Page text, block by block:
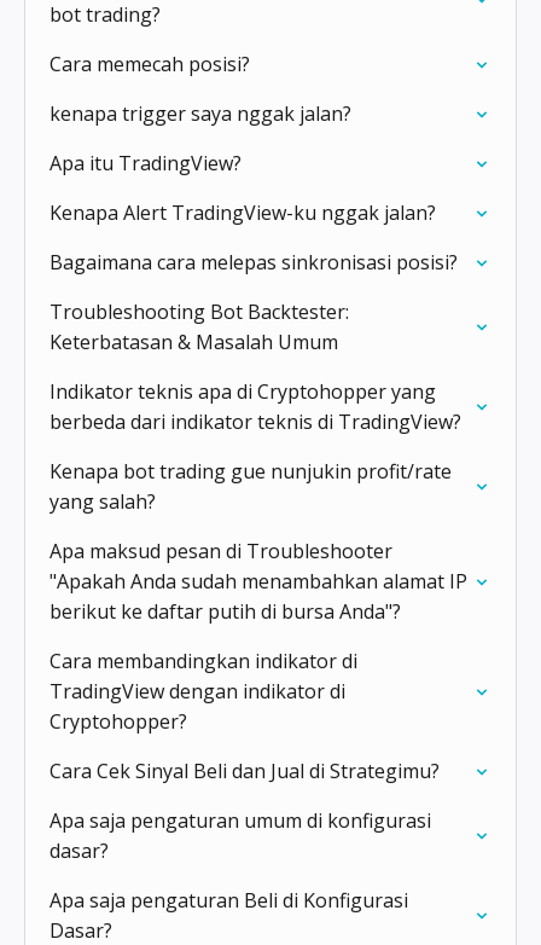
bot trading?
Cara memecah posisi?
kenapa trigger saya nggak jalan?
Apa itu TradingView?
Kenapa Alert TradingView-ku nggak jalan?
Bagaimana cara melepas sinkronisasi posisi?
Troubleshooting Bot Backtester:
Keterbatasan & Masalah Umum
Indikator teknis apa di Cryptohopper yang
berbeda dari indikator teknis di TradingView?
Kenapa bot trading gue nunjukin profit/rate
yang salah?
Apa maksud pesan di Troubleshooter
"Apakah Anda sudah menambahkan alamat IP
berikut ke daftar putih di bursa Anda"?
Cara membandingkan indikator di
TradingView dengan indikator di
Cryptohopper?
Cara Cek Sinyal Beli dan Jual di Strategimu?
Apa saja pengaturan umum di konfigurasi
dasar?
Apa saja pengaturan Beli di Konfigurasi
Dasar?